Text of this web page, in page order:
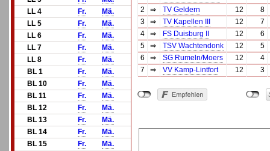
LL 4
Fr.
Mä.
LL 5
Fr.
Mä.
LL 6
Fr.
Mä.
LL 7
Fr.
Mä.
LL 8
Fr.
Mä.
BL 1
Fr.
Mä.
BL 10
Fr.
Mä.
BL 11
Fr.
Mä.
BL 12
Fr.
Mä.
BL 13
Fr.
Mä.
BL 14
Fr.
Mä.
BL 15
Fr.
Mä.
2
⇒ TV Geldern 12
8
3
⇒ TV Kapellen III 12
7
4
⇒ FS Duisburg II 12
6
5
⇒ TSV Wachtendonk 12
5
6
⇒ SG Rumeln/Moers 12
4
7
⇒ VV Kamp-Lintfort 12 3